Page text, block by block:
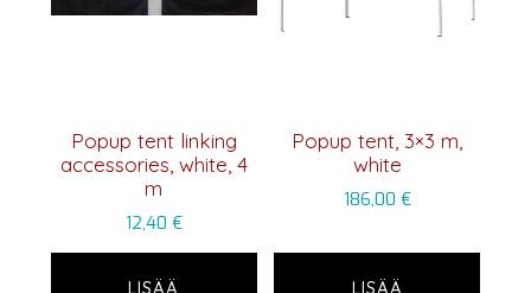
Popup tent linking
accessories, white, 4
m
12,40 €
LISÄÄ
Popup tent, 3×3 m,
white
186,00 €
LISÄÄ